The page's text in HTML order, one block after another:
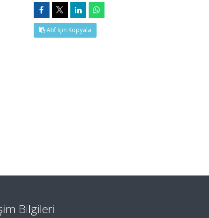
Atıf İçin Kopyala
Bilgileri